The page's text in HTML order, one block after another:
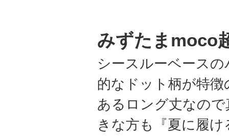
みずたまmoco
シースルーベース
的なドット柄が特
あるロング丈なの
きな方も『夏に履